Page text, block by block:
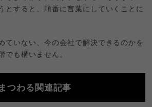
とすると、順番に言葉にしていくことに
いない、今の会社で解決できるのかを
でも構いません。
つわる関連記事